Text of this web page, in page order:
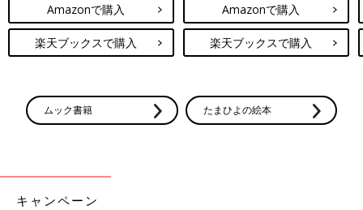
Amazonで購入
楽天ブックスで購入
Amazonで購入
楽天ブックスで購入
ムック書籍 たまひよの絵本
キャンペーン